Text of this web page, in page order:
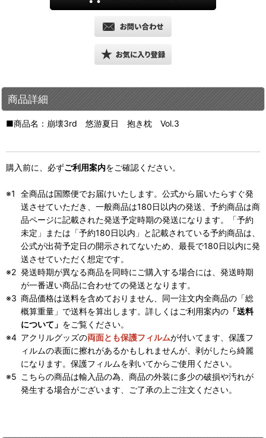
商品詳細
■商品名：崩壊3rd 悠游夏日 抱き枕 Vol.3
購入前に、必ずご利用案内をご確認ください。
全商品は国際便でお届けいたします。公式から届いたらすぐ発
送させていただき、一般商品は180日以内の発送、予約商品は商
品ページに記載された発送予定時期の発送になります。「予約
未定」または「予約180日以内」と記載されている予約商品は、
公式が出荷予定日の開示されてないため、最長で180日以内に発
送させていただく想定です。
発送時期が異なる商品を同時にご購入する場合には、発送時期
が一番遅い商品に合わせての発送となります。
商品価格は送料を含めておりません、同一注文内全商品の「総
概算重量」で送料を算出します。詳しくはご利用案内の 「送料
について」 をご覧ください。
アクリルグッズの両面とも保護フィルムが付いてます、保護フ
ィルムの表面に擦れがあるかもしれませんが、剥がしたら綺麗
になります。保護フィルムを剥いてからご使用ください。
こちらの商品は輸入品の為、商品の外装に多少の破損や汚れが
発生する場合がございます、ご了承の上ご注文ください。